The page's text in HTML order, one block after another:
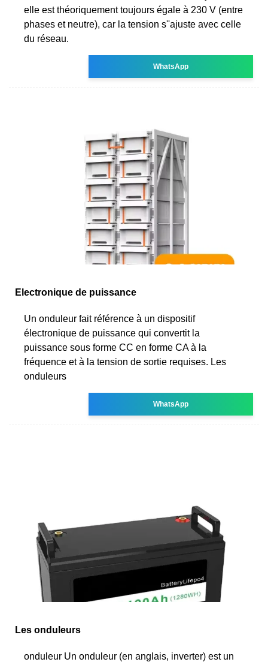
elle est théoriquement toujours égale à 230 V (entre
phases et neutre), car la tension s''ajuste avec celle
du réseau.
WhatsApp
Electronique de puissance
Un onduleur fait référence à un dispositif
électronique de puissance qui convertit la
puissance sous forme CC en forme CA à la
fréquence et à la tension de sortie requises. Les
onduleurs
WhatsApp
Les onduleurs
onduleur Un onduleur (en anglais, inverter) est un